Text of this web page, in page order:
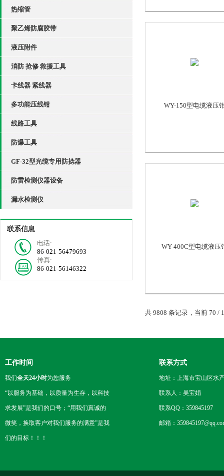
热缩管
聚乙烯防腐胶带
液压附件
消防 抢修 救援工具
卡线器 紧线器
多功能压线钳
线路工具
防爆工具
GF-32型光缆专用防捻器
防雷检测仪器设备
漏水检测仪
联系信息
电话:
86-021-56479693
传真:
86-021-56146322
WY-150型电缆液压
WY-400C型电缆液压
共 9808 条记录，当前 70 /
工作时间
我们全天24小时为您服务
“以服务为基础，以质量为生存，以科技
求发展”是我们的口号；“用我们真诚的
微笑，换取客户对我们服务的满意”是我
们的目标！！！
联系方式
地址：上海市宝山区水
联系人：吴宝娟
联系QQ：359845197
邮箱：